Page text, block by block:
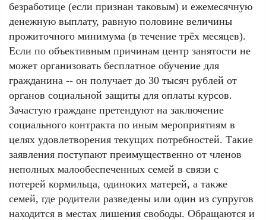
безработице (если признан таковым) и ежемесячную
денежную выплату, равную половине величины
прожиточного минимума (в течение трёх месяцев).
Если по объективным причинам центр занятости не
может организовать бесплатное обучение для
гражданина -- он получает до 30 тысяч рублей от
органов социальной защиты для оплаты курсов.
Зачастую граждане претендуют на заключение
социального контракта по иным мероприятиям в
целях удовлетворения текущих потребностей. Такие
заявления поступают преимущественно от членов
неполных малообеспеченных семей в связи с
потерей кормильца, одиноких матерей, а также
семей, где родители разведены или один из супругов
находится в местах лишения свободы. Обращаются и